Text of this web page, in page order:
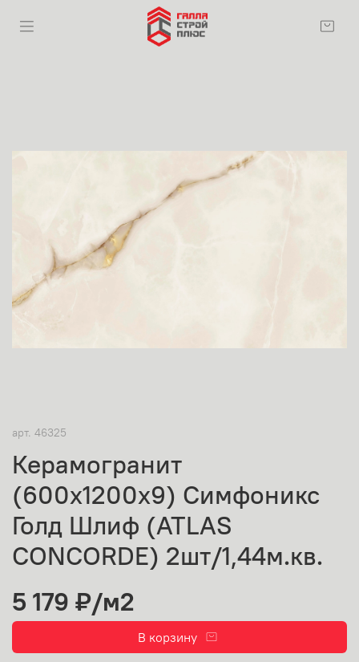
арт. 46325
Керамогранит
(600х1200х9) Симфоникс
Голд Шлиф (ATLAS
CONCORDE) 2шт/1,44м.кв.
5 179 ₽/м2
В корзину